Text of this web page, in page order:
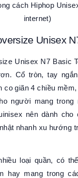
cách Hiphop
internet)
Unisex
Unisex N7 Basic
Cổ tròn, tay
co giãn 4 chiều
người mang trong
nên dành
nhanh xu hướng
loại quần, có
hay mang trong